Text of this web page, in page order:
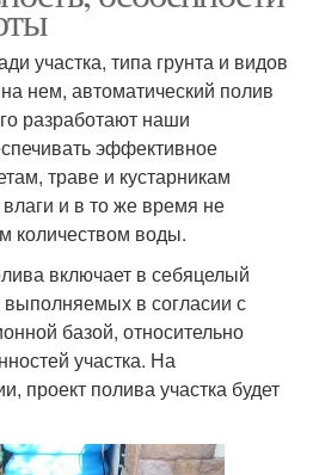
участка, типа грунта и видов
нем, автоматический полив
разработают наши
эффективное
траве и кустарникам
влаги и в то же время не
количеством воды.
включает в себяцелый
выполняемых в согласии с
базой, относительно
участка. На
проект полива участка будет